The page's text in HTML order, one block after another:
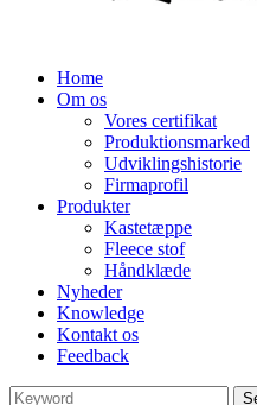
Home
Om os
Vores certifikat
Produktionsmarked
Udviklingshistorie
Firmaprofil
Produkter
Kastetæppe
Fleece stof
Håndklæde
Nyheder
Knowledge
Kontakt os
Feedback